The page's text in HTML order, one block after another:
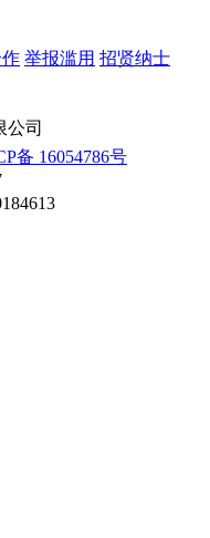
举报滥用 招贤纳士
公司
备 16054786号